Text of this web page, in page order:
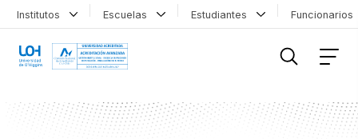
Institutos Escuelas Estudiantes